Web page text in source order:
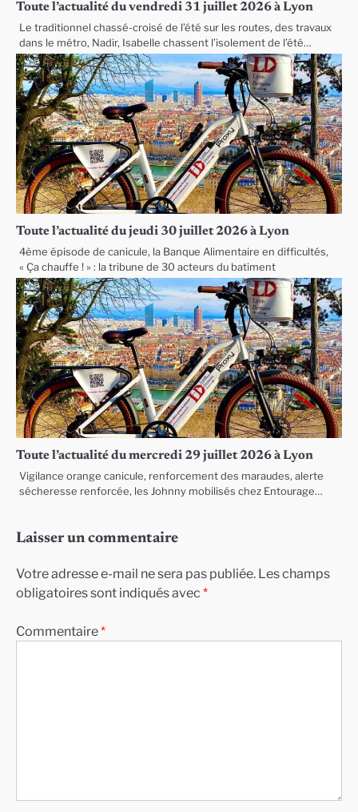
Toute l’actualité du vendredi 31 juillet 2026 à Lyon
Le traditionnel chassé-croisé de l’été sur les routes, des travaux
dans le métro, Nadir, Isabelle chassent l’isolement de l’été…
Toute l’actualité du jeudi 30 juillet 2026 à Lyon
4ème épisode de canicule, la Banque Alimentaire en difficultés,
« Ça chauffe ! » : la tribune de 30 acteurs du batiment
Toute l’actualité du mercredi 29 juillet 2026 à Lyon
Vigilance orange canicule, renforcement des maraudes, alerte
sécheresse renforcée, les Johnny mobilisés chez Entourage…
Laisser un commentaire
Votre adresse e-mail ne sera pas publiée. Les champs
obligatoires sont indiqués avec *
Commentaire*